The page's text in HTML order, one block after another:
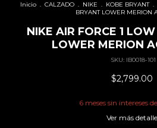
Inicio . CALZADO . NIKE . KOBE BRYANT .
BRYANT LOWER MERION
NIKE AIR FORCE 1
LOWER MERION
SKU: IB0018-101
$2,799.00
6 meses sin intereses de
Ver más